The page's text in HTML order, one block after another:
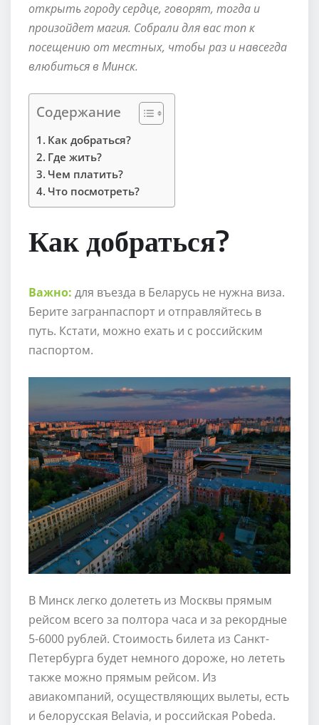
открыть городу сердце, говорят, тогда и
произойдет магия. Собрали для вас топ к
посещению от местных, чтобы раз и навсегда
влюбиться в Минск.
Содержание
Как добраться?
Где жить?
Чем платить?
Что посмотреть?
Как добраться?
Важно: для въезда в Беларусь не нужна виза.
Берите загранпаспорт и отправляйтесь в
путь. Кстати, можно ехать и с российским
паспортом.
В Минск легко долететь из Москвы прямым
рейсом всего за полтора часа и за рекордные
5-6000 рублей. Стоимость билета из Санкт-
Петербурга будет немного дороже, но лететь
также можно прямым рейсом. Из
авиакомпаний, осуществляющих вылеты, есть
и белорусская Belavia, и российская Pobeda.